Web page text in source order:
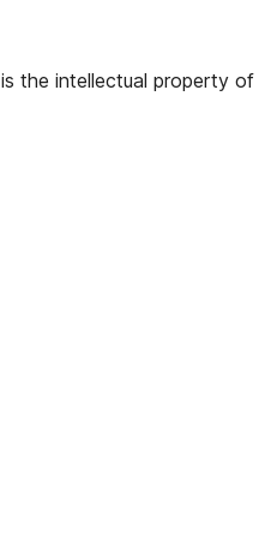
the intellectual property of